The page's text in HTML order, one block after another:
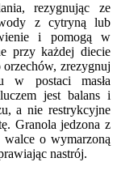
rezygnując ze
z cytryną lub
i pomogą w
przy każdej diecie
zrezygnuj
w postaci masła
jest balans i
a nie restrykcyjne
Granola jedzona z
o wymarzoną
nastrój.